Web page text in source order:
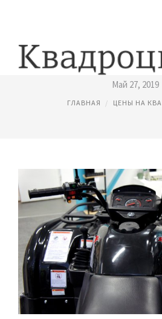
КВАДРОЦИКЛЫ
Май 27, 2019
ГЛАВНАЯ ЦЕНЫ НА